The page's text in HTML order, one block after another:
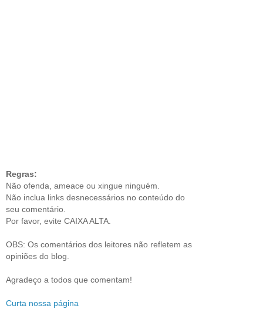
Regras:
Não ofenda, ameace ou xingue ninguém.
Não inclua links desnecessários no conteúdo do
seu comentário.
Por favor, evite CAIXA ALTA.
OBS: Os comentários dos leitores não refletem as
opiniões do blog.
Agradeço a todos que comentam!
Curta nossa página